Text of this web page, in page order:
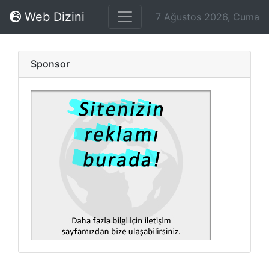
Web Dizini 7 Ağustos 2026, Cuma
Sponsor